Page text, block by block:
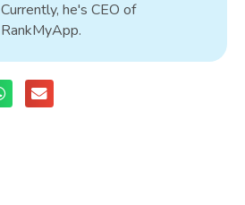
Currently, he's CEO of
RankMyApp.